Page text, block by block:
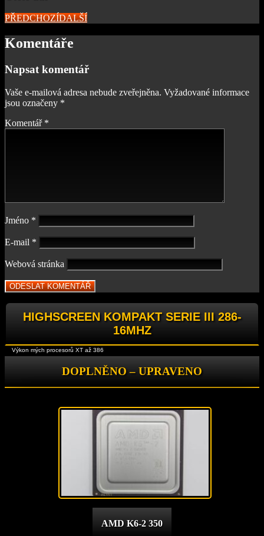
PŘEDCHOZÍDALŠÍ
Komentáře
Napsat komentář
Vaše e-mailová adresa nebude zveřejněna. Vyžadované informace
jsou označeny *
Komentář *
Jméno *
E-mail *
Webová stránka
HIGHSCREEN KOMPAKT SERIE III 286-
16MHZ
Výkon mých procesorů XT až 386
DOPLNĚNO – UPRAVENO
AMD K6-2 350